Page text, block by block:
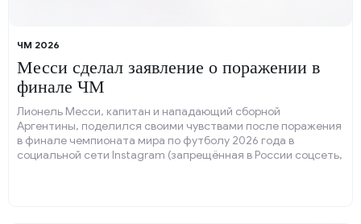
ЧМ 2026
Месси сделал заявление о поражении в
финале ЧМ
Лионель Месси, капитан и нападающий сборной
Аргентины, поделился своими чувствами после поражения
в финале чемпионата мира по футболу 2026 года в
социальной сети Instagram (запрещённая в России соцсеть,